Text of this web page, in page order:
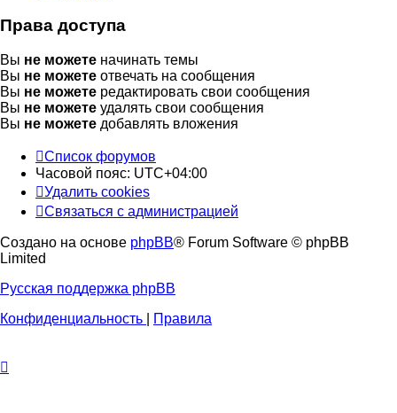
Права доступа
Вы не можете начинать темы
Вы не можете отвечать на сообщения
Вы не можете редактировать свои сообщения
Вы не можете удалять свои сообщения
Вы не можете добавлять вложения
Список форумов
Часовой пояс: UTC+04:00
Удалить cookies
Связаться с администрацией
Создано на основе phpBB® Forum Software © phpBB
Limited
Русская поддержка phpBB
Конфиденциальность
Правила